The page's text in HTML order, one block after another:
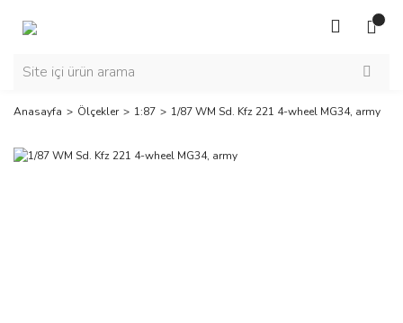
Anasayfa Ölçekler 1:87 1/87 WM Sd. Kfz 221 4-wheel MG34, army